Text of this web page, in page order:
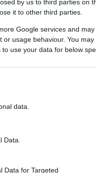
by us to third parties on
it to other third parties.
Google services and
usage behaviour. You
use your data for below
data.
Data.
Data for Targeted
az